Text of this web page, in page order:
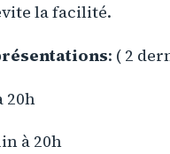
la facilité.
: ( 2
20h
à 20h